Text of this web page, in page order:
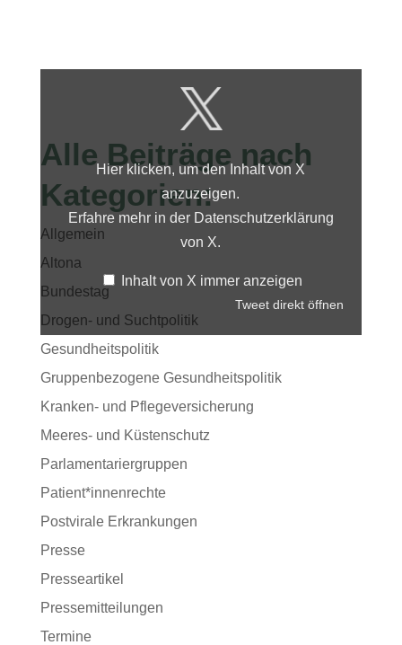
Hier klicken, um den Inhalt von X
anzuzeigen.
Erfahre mehr in der Datenschutzerklärung
von X.
Inhalt von X immer anzeigen
Tweet direkt öffnen
Alle Beiträge nach
Kategorien:
Allgemein
Altona
Bundestag
Drogen- und Suchtpolitik
Gesundheitspolitik
Gruppenbezogene Gesundheitspolitik
Kranken- und Pflegeversicherung
Meeres- und Küstenschutz
Parlamentariergruppen
Patient*innenrechte
Postvirale Erkrankungen
Presse
Presseartikel
Pressemitteilungen
Termine